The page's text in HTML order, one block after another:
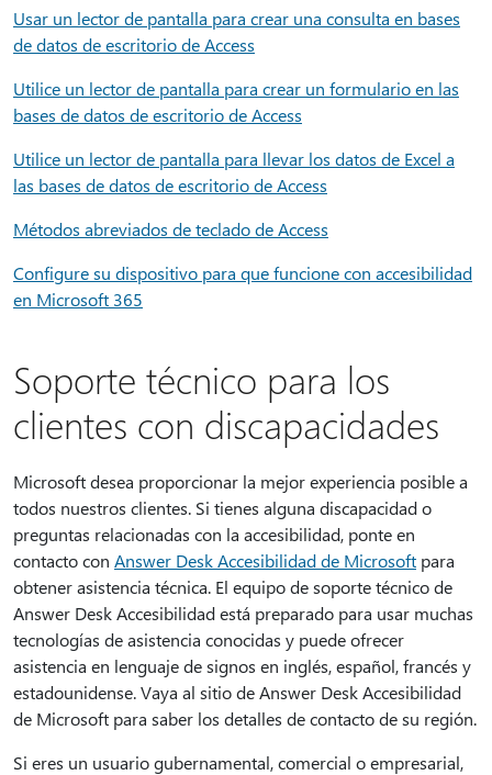
Usar un lector de pantalla para crear una consulta en bases
de datos de escritorio de Access
Utilice un lector de pantalla para crear un formulario en las
bases de datos de escritorio de Access
Utilice un lector de pantalla para llevar los datos de Excel a
las bases de datos de escritorio de Access
Métodos abreviados de teclado de Access
Configure su dispositivo para que funcione con accesibilidad
en Microsoft 365
Soporte técnico para los
clientes con discapacidades
Microsoft desea proporcionar la mejor experiencia posible a
todos nuestros clientes. Si tienes alguna discapacidad o
preguntas relacionadas con la accesibilidad, ponte en
contacto con Answer Desk Accesibilidad de Microsoft para
obtener asistencia técnica. El equipo de soporte técnico de
Answer Desk Accesibilidad está preparado para usar muchas
tecnologías de asistencia conocidas y puede ofrecer
asistencia en lenguaje de signos en inglés, español, francés y
estadounidense. Vaya al sitio de Answer Desk Accesibilidad
de Microsoft para saber los detalles de contacto de su región.
Si eres un usuario gubernamental, comercial o empresarial,